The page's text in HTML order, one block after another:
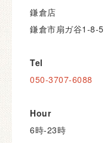
鎌倉店
鎌倉市扇ガ谷1-8-5
Tel
050-3707-6088
Hour
6時-23時